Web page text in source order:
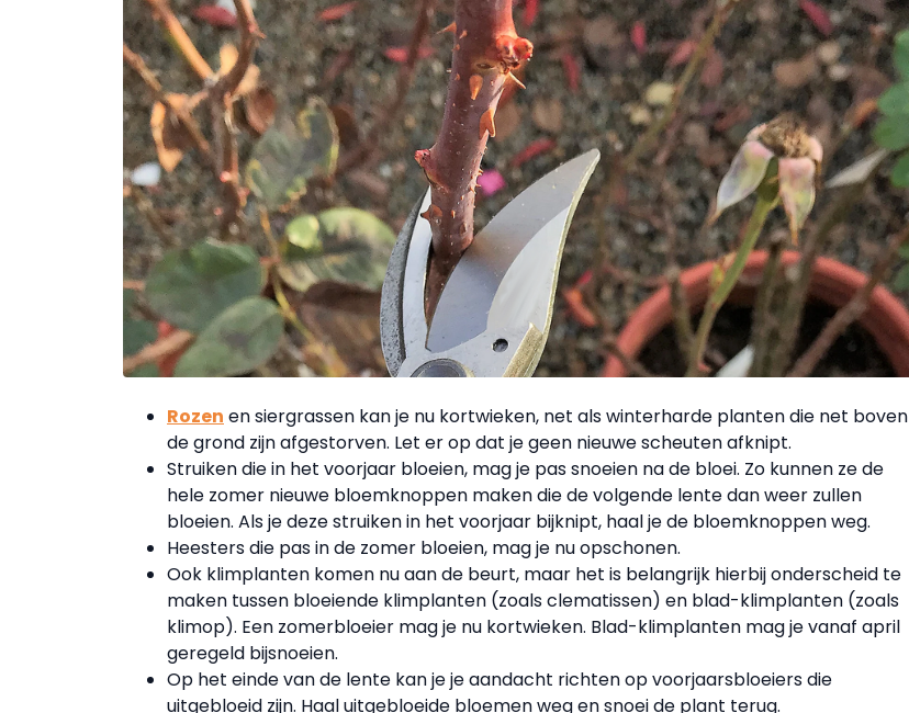
Rozen en siergrassen kan je nu kortwieken, net als winterharde planten die net boven
de grond zijn afgestorven. Let er op dat je geen nieuwe scheuten afknipt.
Struiken die in het voorjaar bloeien, mag je pas snoeien na de bloei. Zo kunnen ze de
hele zomer nieuwe bloemknoppen maken die de volgende lente dan weer zullen
bloeien. Als je deze struiken in het voorjaar bijknipt, haal je de bloemknoppen weg.
Heesters die pas in de zomer bloeien, mag je nu opschonen.
Ook klimplanten komen nu aan de beurt, maar het is belangrijk hierbij onderscheid te
maken tussen bloeiende klimplanten (zoals clematissen) en blad-klimplanten (zoals
klimop). Een zomerbloeier mag je nu kortwieken. Blad-klimplanten mag je vanaf april
geregeld bijsnoeien.
Op het einde van de lente kan je je aandacht richten op voorjaarsbloeiers die
uitgebloeid zijn. Haal uitgebloeide bloemen weg en snoei de plant terug.